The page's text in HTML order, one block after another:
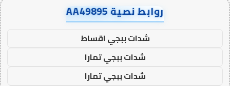
روابط نصية AA49895
شدات ببجي اقساط
شدات ببجي تمارا
شدات ببجي تمارا